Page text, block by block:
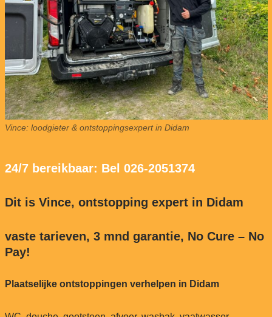
Vince: loodgieter & ontstoppingsexpert in Didam
24/7 bereikbaar: Bel 026-2051374
Dit is Vince, ontstopping expert in Didam
vaste tarieven, 3 mnd garantie, No Cure – No
Pay!
Plaatselijke ontstoppingen verhelpen in Didam